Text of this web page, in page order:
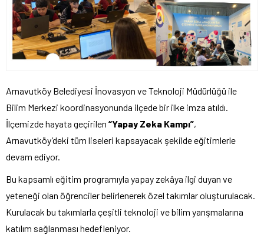
Arnavutköy Belediyesi İnovasyon ve Teknoloji Müdürlüğü ile
Bilim Merkezi koordinasyonunda ilçede bir ilke imza atıldı.
İlçemizde hayata geçirilen “Yapay Zeka Kampı”,
Arnavutköy’deki tüm liseleri kapsayacak şekilde eğitimlerle
devam ediyor.
Bu kapsamlı eğitim programıyla yapay zekâya ilgi duyan ve
yeteneği olan öğrenciler belirlenerek özel takımlar oluşturulacak.
Kurulacak bu takımlarla çeşitli teknoloji ve bilim yarışmalarına
katılım sağlanması hedefleniyor.